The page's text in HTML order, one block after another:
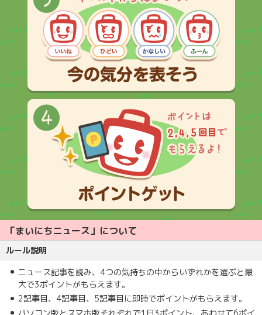
「まいにちニュース」について
ルール説明
ニュース記事を読み、4つの気持ちの中からいずれかを選ぶと最
大で3ポイントがもらえます。
2記事目、4記事目、5記事目に即時でポイントがもらえます。
パソコン版とスマホ版それぞれで1日3ポイント、あわせて6ポイ